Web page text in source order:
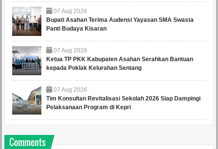
07 Aug 2026
Bupati Asahan Terima Audensi Yayasan SMA Swasta
Panti Budaya Kisaran
07 Aug 2026
Ketua TP PKK Kabupaten Asahan Serahkan Bantuan
kepada Poklak Kelurahan Sentang
07 Aug 2026
Tim Konsultan Revitalisasi Sekolah 2026 Siap Dampingi
Pelaksanaan Program di Kepri
Comments